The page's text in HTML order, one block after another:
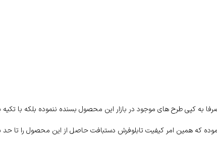
به کپی طرح های موجود در بازار این محصول بسنده ننموده بلکه با
که همین امر کیفیت تابلوفرش دستبافت حاصل از این محصول را تا